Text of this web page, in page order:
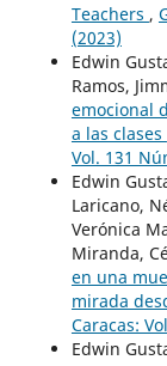
Teachers ,
(2023)
Edwin
Ramos,
emocional
a las
Vol. 131
Edwin
Laricano,
Verónica
Miranda,
en una
mirada
Caracas:
Edwin